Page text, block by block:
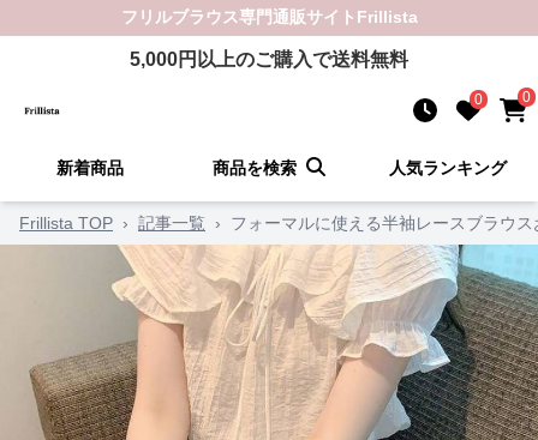
フリルブラウス専門通販サイト Frillista
5,000円以上のご購入で送料無料
0 0
新着商品 商品を検索 人気ランキング
Frillista TOP › 記事一覧 › フォーマルに使える半袖レースブラウ